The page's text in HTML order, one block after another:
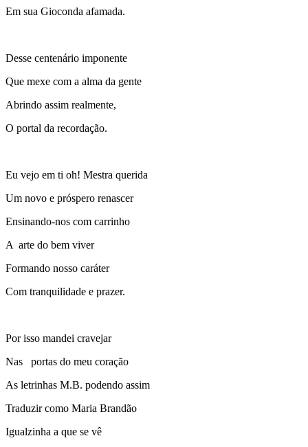
Em sua Gioconda afamada.
Desse centenário imponente
Que mexe com a alma da gente
Abrindo assim realmente,
O portal da recordação.
Eu vejo em ti oh! Mestra querida
Um novo e próspero renascer
Ensinando-nos com carrinho
A arte do bem viver
Formando nosso caráter
Com tranquilidade e prazer.
Por isso mandei cravejar
Nas portas do meu coração
As letrinhas M.B. podendo assim
Traduzir como Maria Brandão
Igualzinha a que se vê